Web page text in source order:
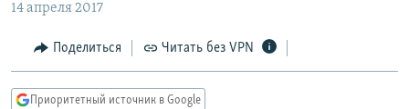
содержанию
Вернутся
главной
ЦИТАТЫ СВОБОДЫ
МНЕНИЯ
КУЛЬТУРА
14 апреля 2017
Поделиться Читать без VPN
Приоритетный источник в Google